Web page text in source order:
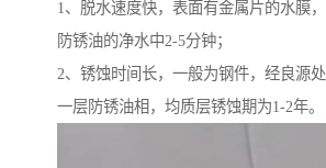
1、脱水速度快，表面有金属片的水膜
防锈油的净水中2-5分钟；
2、锈蚀时间长，一般为钢件，经良源
一层防锈油相，均质层锈蚀期为1-2年。